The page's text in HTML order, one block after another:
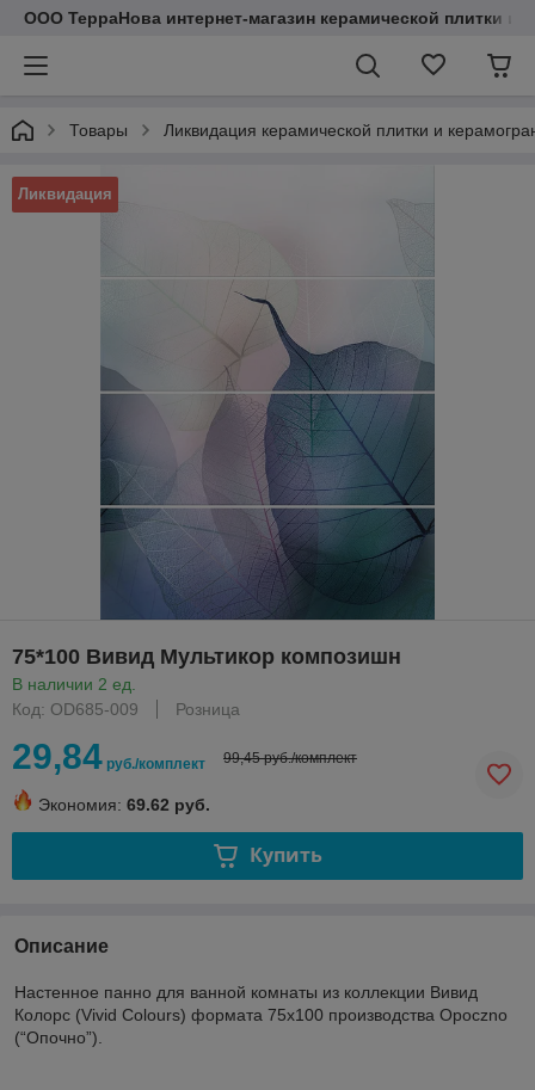
ООО ТерраНова интернет-магазин керамической плитки и
Товары Ликвидация керамической плитки и
Ликвидация
75*100 Вивид Мультикор композишн
В наличии 2 ед.
Код: OD685-009
Розница
29,84 руб./комплект 99,45 руб./комплект
Экономия: 69.62 руб.
Купить
Описание
Настенное панно для ванной комнаты из коллекции Вивид
Колорс (Vivid Colours) формата 75х100 производства Opoczno
(“Опочно”).